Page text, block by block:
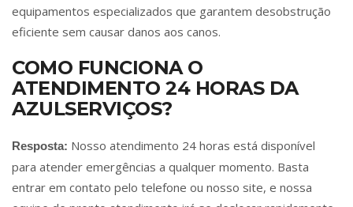
equipamentos especializados que garantem desobstrução
eficiente sem causar danos aos canos.
COMO FUNCIONA O
ATENDIMENTO 24 HORAS DA
AZULSERVIÇOS?
Resposta: Nosso atendimento 24 horas está disponível
para atender emergências a qualquer momento. Basta
entrar em contato pelo telefone ou nosso site, e nossa